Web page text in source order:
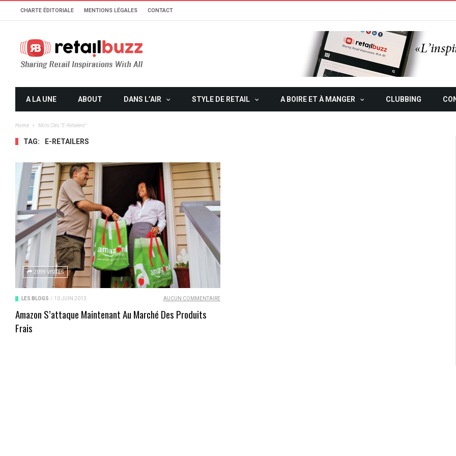
CHARTE ÉDITORIALE MENTIONS LÉGALES CONTACT
A LA UNE ABOUT DANS L’AIR STYLE DE RETAIL A BOIRE ET À MANGER CLUBBING
Home Mots Clés "e-Retailers"
TAG: E-RETAILERS
2099 VISITES
LES BLOGS / 10 JUIN 2013 AUCUN COMMENTAIRE
Amazon S’attaque Maintenant Au Marché Des Produits
Frais